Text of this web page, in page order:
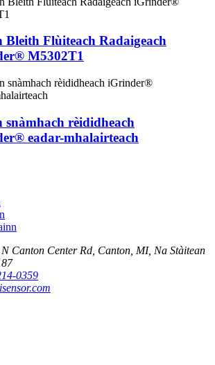
Bleith Flùiteach Radaigeach
M5302T1
snàmhach rèididheach
eadar-mhalairteach
Canton Center Rd, Canton, MI, Na Stàitean
0359